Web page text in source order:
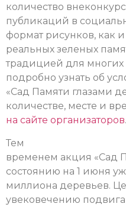
количество
публикаций в
формат рисунков, как
реальных зеленых
традицией для многих
подробно узнать об
«Сад Памяти глазами
количестве, месте и
на сайте организаторов.
Тем
временем акция «Сад
состоянию на 1 июня
миллиона деревьев.
увековечению